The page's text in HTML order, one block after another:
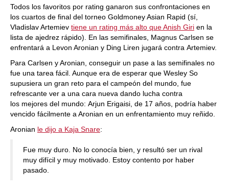
Todos los favoritos por rating ganaron sus confrontaciones en
los cuartos de final del torneo Goldmoney Asian Rapid (sí,
Vladislav Artemiev tiene un rating más alto que Anish Giri en la
lista de ajedrez rápido). En las semifinales, Magnus Carlsen se
enfrentará a Levon Aronian y Ding Liren jugará contra Artemiev.
Para Carlsen y Aronian, conseguir un pase a las semifinales no
fue una tarea fácil. Aunque era de esperar que Wesley So
supusiera un gran reto para el campeón del mundo, fue
refrescante ver a una cara nueva dando lucha contra
los mejores del mundo: Arjun Erigaisi, de 17 años, podría haber
vencido fácilmente a Aronian en un enfrentamiento muy reñido.
Aronian le dijo a Kaja Snare:
Fue muy duro. No lo conocía bien, y resultó ser un rival
muy difícil y muy motivado. Estoy contento por haber
pasado.